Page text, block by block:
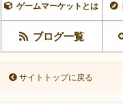
ゲームマーケットとは
ブログ一覧
サイトトップに戻る